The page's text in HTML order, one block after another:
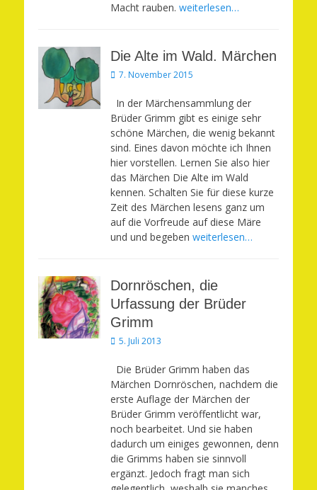
Macht rauben. weiterlesen…
Die Alte im Wald. Märchen
Veröffentlicht
7. November 2015
In der Märchensammlung der
Brüder Grimm gibt es einige sehr
schöne Märchen, die wenig bekannt
sind. Eines davon möchte ich Ihnen
hier vorstellen. Lernen Sie also hier
das Märchen Die Alte im Wald
kennen. Schalten Sie für diese kurze
Zeit des Märchen lesens ganz um
auf die Vorfreude auf diese Märe
und und begeben weiterlesen…
Dornröschen, die
Urfassung der Brüder
Grimm
Veröffentlicht
5. Juli 2013
Die Brüder Grimm haben das
Märchen Dornröschen, nachdem die
erste Auflage der Märchen der
Brüder Grimm veröffentlicht war,
noch bearbeitet. Und sie haben
dadurch um einiges gewonnen, denn
die Grimms haben sie sinnvoll
ergänzt. Jedoch fragt man sich